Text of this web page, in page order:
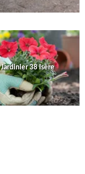
Jardinier 38 Isère